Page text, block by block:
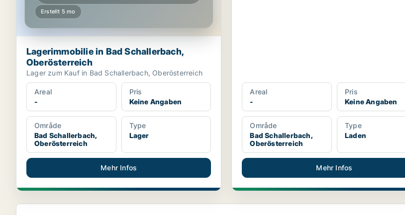
Erstellt 5 mo
Lagerimmobilie in Bad Schallerbach,
Oberösterreich
Lager zum Kauf in Bad Schallerbach, Oberösterreich
Areal
-
Pris
Keine Angaben
Område
Bad Schallerbach,
Oberösterreich
Type
Lager
Mehr Infos
Areal
-
Pris
Keine Angaben
Område
Bad Schallerbach,
Oberösterreich
Type
Laden
Mehr Infos